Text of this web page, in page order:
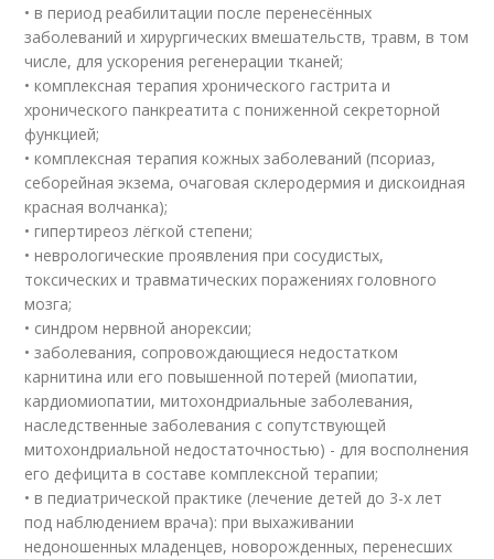
• в период реабилитации после перенесённых
заболеваний и хирургических вмешательств, травм, в том
числе, для ускорения регенерации тканей;
• комплексная терапия хронического гастрита и
хронического панкреатита с пониженной секреторной
функцией;
• комплексная терапия кожных заболеваний (псориаз,
себорейная экзема, очаговая склеродермия и дискоидная
красная волчанка);
• гипертиреоз лёгкой степени;
• неврологические проявления при сосудистых,
токсических и травматических поражениях головного
мозга;
• синдром нервной анорексии;
• заболевания, сопровождающиеся недостатком
карнитина или его повышенной потерей (миопатии,
кардиомиопатии, митохондриальные заболевания,
наследственные заболевания с сопутствующей
митохондриальной недостаточностью) - для восполнения
его дефицита в составе комплексной терапии;
• в педиатрической практике (лечение детей до 3-х лет
под наблюдением врача): при выхаживании
недоношенных младенцев, новорожденных, перенесших